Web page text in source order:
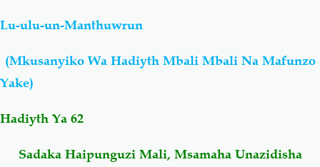
Salaf Wa Ummah Firaq-Makundi
Lu-ulu-un-Manthuwrun
(Mkusanyiko Wa Hadiyth Mbali Mbali Na Mafunzo
Yake)
Hadiyth Ya 62
Sadaka Haipunguzi Mali, Msamaha Unazidisha